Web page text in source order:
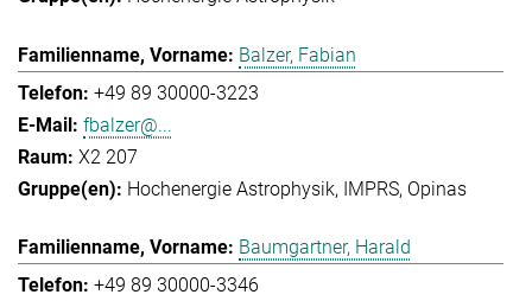
Balzer, Fabian
+49 89 30000-3223
fbalzer@...
X2 207
Hochenergie Astrophysik IMPRS Opinas
Baumgartner, Harald
+49 89 30000-3346